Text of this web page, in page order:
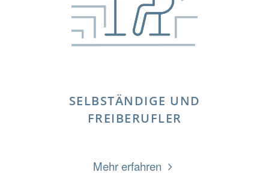
SELBSTÄNDIGE UND
FREIBERUFLER
Mehr erfahren „SELBSTÄNDIGE